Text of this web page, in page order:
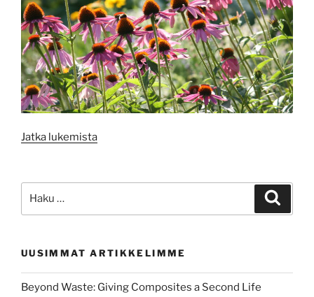
Jatka lukemista”The
development
–
something
we
UUSIMMAT ARTIKKELIMME
Beyond Waste: Giving Composites a Second Life